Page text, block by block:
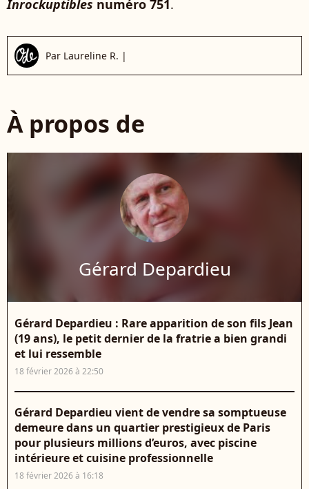
Inrockuptibles numéro 751.
Par Laureline R. |
À propos de
Gérard Depardieu
Gérard Depardieu : Rare apparition de son fils Jean
(19 ans), le petit dernier de la fratrie a bien grandi
et lui ressemble
18 février 2026 à 22:50
Gérard Depardieu vient de vendre sa somptueuse
demeure dans un quartier prestigieux de Paris
pour plusieurs millions d’euros, avec piscine
intérieure et cuisine professionnelle
18 février 2026 à 16:18